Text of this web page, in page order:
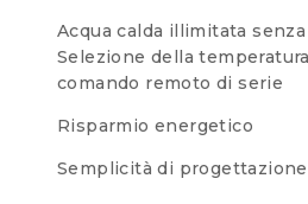
Acqua calda illimitata
Selezione della
comando remoto di serie
Risparmio energetico
Semplicità di